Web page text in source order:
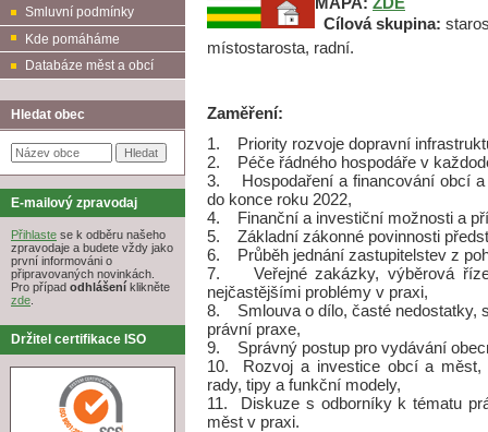
Smluvní podmínky
Kde pomáháme
Databáze měst a obcí
Hledat obec
E-mailový zpravodaj
Přihlaste se k odběru našeho
zpravodaje a budete vždy jako
první informováni o
připravovaných novinkách.
Pro případ odhlášení klikněte
zde.
Držitel certifikace ISO
Cílová skupina:
místostarosta, radní.
Zaměření:
1. Priority rozvoje dopravní
2. Péče řádného hospodáře v
3. Hospodaření a financování obcí a
do konce roku 2022,
4. Finanční a investiční možnosti a
5. Základní zákonné povinnosti
6. Průběh jednání zastupitelstev z
7. Veřejné zakázky, výběrová
nejčastějšími problémy v praxi,
8. Smlouva o dílo, časté nedostatky,
právní praxe,
9. Správný postup pro vydávání
10. Rozvoj a investice obcí a měst,
rady, tipy a funkční modely,
11. Diskuze s odborníky k tématu
měst v praxi.